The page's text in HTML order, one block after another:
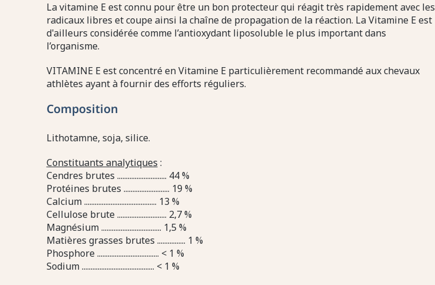
La vitamine E est connu pour être un bon protecteur qui réagit très rapidement avec les
radicaux libres et coupe ainsi la chaîne de propagation de la réaction. La Vitamine E est
d'ailleurs considérée comme l’antioxydant liposoluble le plus important dans
l’organisme.
VITAMINE E est concentré en Vitamine E particulièrement recommandé aux chevaux
athlètes ayant à fournir des efforts réguliers.
Composition
Lithotamne, soja, silice.
Constituants analytiques :
Cendres brutes ............................ 44 %
Protéines brutes .......................... 19 %
Calcium ......................................... 13 %
Cellulose brute ............................ 2,7 %
Magnésium .................................. 1,5 %
Matières grasses brutes ................ 1 %
Phosphore ................................... < 1 %
Sodium ......................................... < 1 %